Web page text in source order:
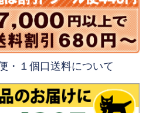
・１個口送料について